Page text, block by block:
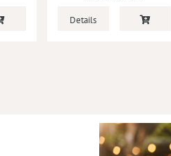
Details